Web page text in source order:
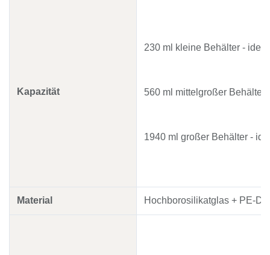
Kapazität
230 ml kleine Behälter -
560 ml mittelgroßer Behälter
1940 ml großer Behälter -
Material Hochborosilikatglas + PE-